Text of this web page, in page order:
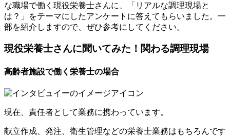
な職場で働く現役栄養士さんに、「リアルな調理現場と
は？」をテーマにしたアンケートに答えてもらいました。一
部を紹介しますので、ぜひ参考にしてください。
現役栄養士さんに聞いてみた！関わる調理現場
高齢者施設で働く栄養士の場合
現在、責任者として業務に携わっています。
献立作成、発注、衛生管理などの栄養士業務はもちろんです